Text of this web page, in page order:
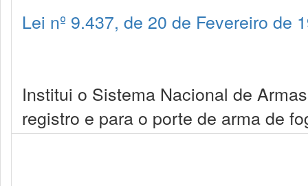
Lei nº 9.437, de 20 de Fevereiro de
Institui o Sistema Nacional de
registro e para o porte de arma de